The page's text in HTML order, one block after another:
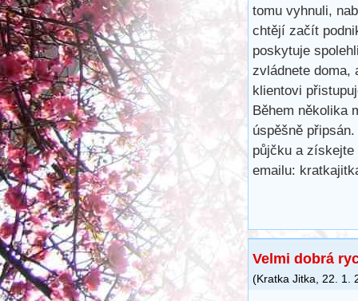
tomu vyhnuli,
chtějí začít
poskytuje
zvládnete doma,
klientovi
Během několika
úspěšně
půjčku a získejte
emailu:
Velmi dobrá
(Kratka Jitka, 22. 1.